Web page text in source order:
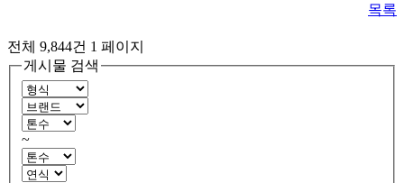
목록
전체 9,844건 1 페이지
게시물 검색
~